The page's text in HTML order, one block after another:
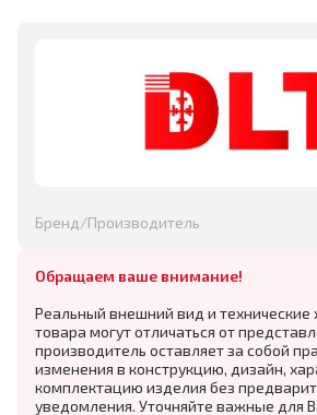
Бренд/Производитель
Обращаем ваше внимание!
Реальный внешний вид и технические
товара могут отличаться от
производитель оставляет за собой
изменения в конструкцию, дизайн,
комплектацию изделия без
уведомления. Уточняйте важные для